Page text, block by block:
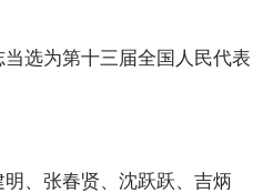
选为第十三届全国人民代表
、张春贤、沈跃跃、吉炳